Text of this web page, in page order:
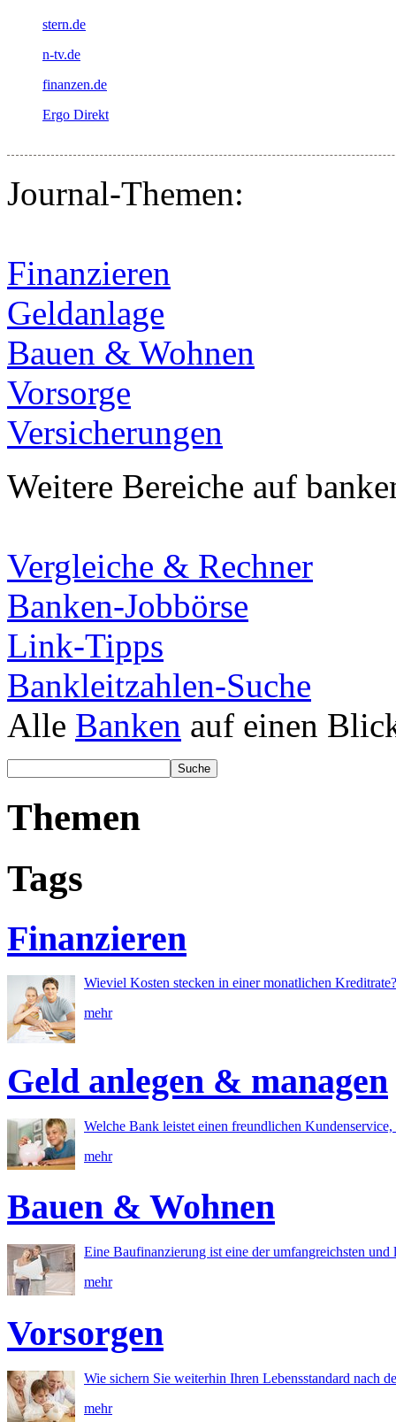
stern.de
n-tv.de
finanzen.de
Ergo Direkt
Journal-Themen:
Finanzieren
Geldanlage
Bauen & Wohnen
Vorsorge
Versicherungen
Weitere Bereiche auf
Vergleiche & Rechner
Banken-Jobbörse
Link-Tipps
Bankleitzahlen-Suche
Alle Banken auf einen
Themen
Tags
Finanzieren
Wieviel Kosten stecken in einer monatlichen
mehr
Geld anlegen & managen
Welche Bank leistet einen freundlichen
mehr
Bauen & Wohnen
Eine Baufinanzierung ist eine der umfangreichsten
mehr
Vorsorgen
Wie sichern Sie weiterhin Ihren Lebensstandard nach
mehr